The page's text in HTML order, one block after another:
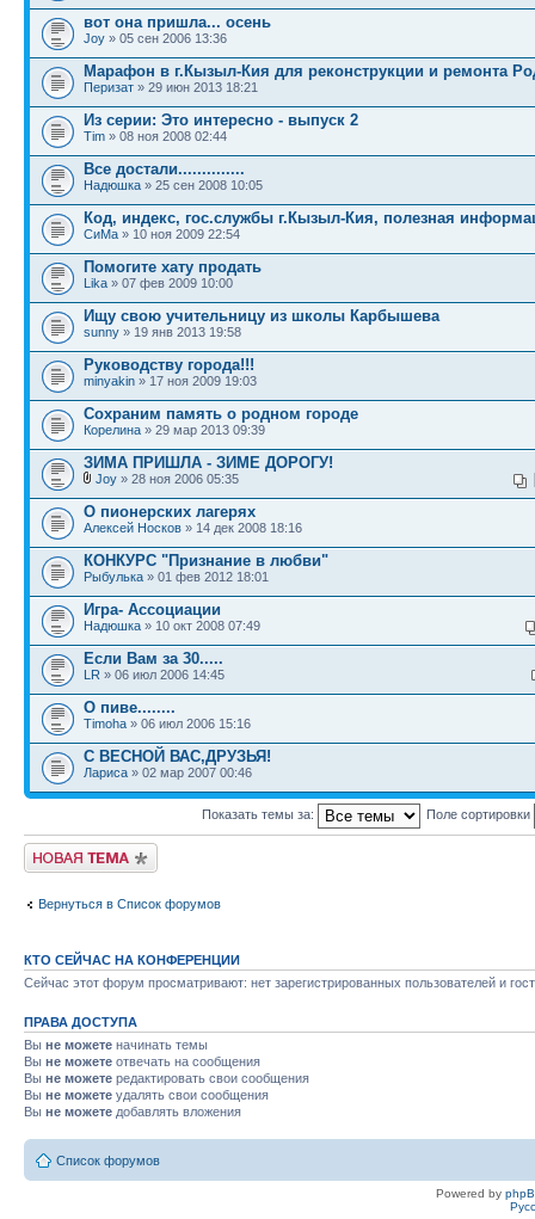
вот она пришла... осень
Joy » 05 сен 2006 13:36
Марафон в г.Кызыл-Кия для реконструкции и ремонта
Перизат » 29 июн 2013 18:21
Из серии: Это интересно - выпуск 2
Tim » 08 ноя 2008 02:44
Все достали..............
Надюшка » 25 сен 2008 10:05
Код, индекс, гос.службы г.Кызыл-Кия, полезная
СиМа » 10 ноя 2009 22:54
Помогите хату продать
Lika » 07 фев 2009 10:00
Ищу свою учительницу из школы Карбышева
sunny » 19 янв 2013 19:58
Руководству города!!!
minyakin » 17 ноя 2009 19:03
Сохраним память о родном городе
Корелина » 29 мар 2013 09:39
ЗИМА ПРИШЛА - ЗИМЕ ДОРОГУ!
Joy » 28 ноя 2006 05:35
О пионерских лагерях
Алексей Носков » 14 дек 2008 18:16
КОНКУРС "Признание в любви"
Рыбулька » 01 фев 2012 18:01
Игра- Ассоциации
Надюшка » 10 окт 2008 07:49
Если Вам за 30.....
LR » 06 июл 2006 14:45
О пиве........
Timoha » 06 июл 2006 15:16
С ВЕСНОЙ ВАС,ДРУЗЬЯ!
Лариса » 02 мар 2007 00:46
Показать темы за: Поле сортировки
Новая тема
Вернуться в Список форумов
КТО СЕЙЧАС НА КОНФЕРЕНЦИИ
Сейчас этот форум просматривают: нет зарегистрированных пользователей и
ПРАВА ДОСТУПА
Вы не можете начинать темы
Вы не можете отвечать на сообщения
Вы не можете редактировать свои сообщения
Вы не можете удалять свои сообщения
Вы не можете добавлять вложения
Список форумов
Powered by